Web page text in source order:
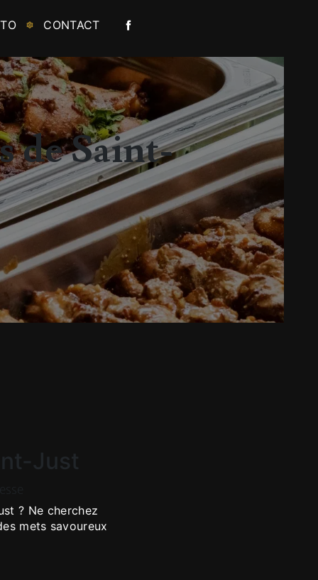
CONTACT
de Saint-
Just
? Ne cherchez
mets savoureux